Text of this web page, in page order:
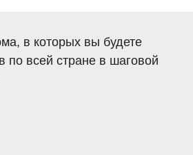
область)
в которых вы будете
по всей стране в шаговой